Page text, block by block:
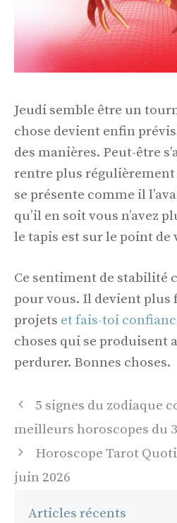
Jeudi semble être un
chose devient enfin
des manières. Peut-être
rentre plus régulièrement
se présente comme il
qu’il en soit vous n’avez
le tapis est sur le point de
Ce sentiment de stabilité
pour vous. Il devient plus
projets et fais-toi
choses qui se produisent
perdurer. Bonnes choses.
Navigation
5 signes du zodiaque
meilleurs horoscopes du
Horoscope Tarot
juin 2026
Articles récents